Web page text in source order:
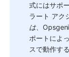
式にはサポ
ラート アク
は、
ポートによっ
スで動作す